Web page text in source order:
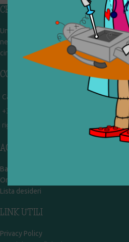
CHI SIAMO
Un gruppo di volontari che sognano di
nel frattempo ricevono in dono
circolazione. Operiamo per un'economia
CONTATTI
Campobasso - via Garibaldi 51
+39 328 767 9587
rigiocattolocb@gmail.com
ACCOUNT
Bacheca
Ordini
Lista desideri
LINK UTILI
Privacy Policy